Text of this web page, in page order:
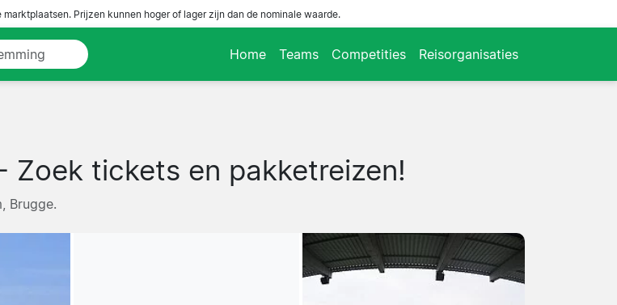
Prijzen kunnen hoger of lager zijn dan de nominale waarde.
Home Teams Competities Reisorganisaties
Zoek tickets en pakketreizen!
Brugge.